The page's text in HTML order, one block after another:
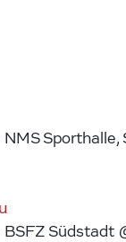
NMS
BSFZ Südstadt